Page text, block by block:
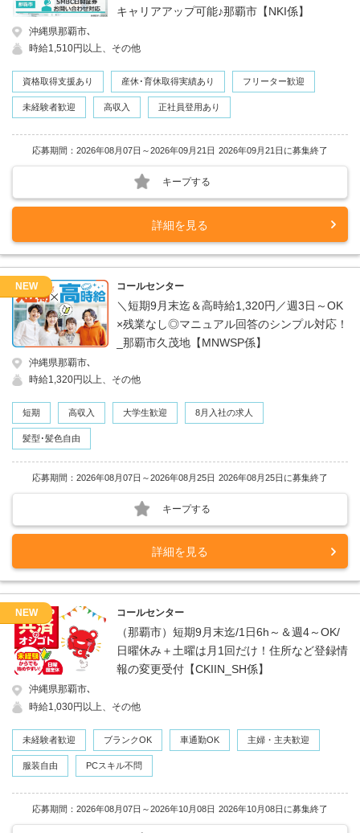
キャリアアップ可能♪那覇市【NKI係】
沖縄県那覇市､
時給1,510円以上、その他
資格取得支援あり 産休･育休取得実績あり フリーター歓迎
未経験者歓迎 高収入 正社員登用あり
応募期間：2026年08月07日～2026年09月21日 2026年09月21日に募集終了
キープする
詳細を見る
NEW コールセンター
＼短期9月末迄＆高時給1,320円／週3日～OK
×残業なし◎マニュアル回答のシンプル対応！
_那覇市久茂地【MNWSP係】
沖縄県那覇市､
時給1,320円以上、その他
短期 高収入 大学生歓迎 8月入社の求人
髪型･髪色自由
応募期間：2026年08月07日～2026年08月25日 2026年08月25日に募集終了
キープする
詳細を見る
NEW コールセンター
（那覇市）短期9月末迄/1日6h～＆週4～OK/
日曜休み＋土曜は月1回だけ！住所など登録情
報の変更受付【CKIIN_SH係】
沖縄県那覇市､
時給1,030円以上、その他
未経験者歓迎 ブランクOK 車通勤OK 主婦・主夫歓迎
服装自由 PCスキル不問
応募期間：2026年08月07日～2026年10月08日 2026年10月08日に募集終了